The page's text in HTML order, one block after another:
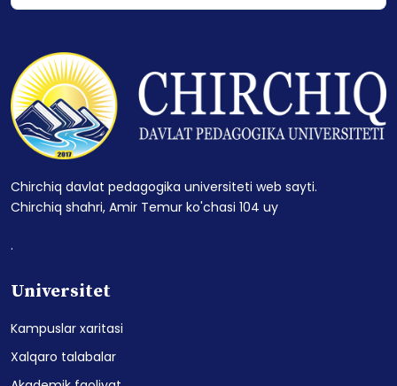
Chirchiq davlat pedagogika universiteti web sayti.
Chirchiq shahri, Amir Temur ko'chasi 104 uy
.
Universitet
Kampuslar xaritasi
Xalqaro talabalar